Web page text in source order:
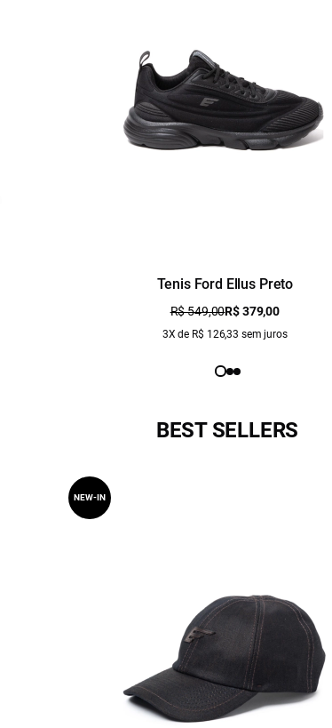
Tenis Ford Ellus Preto
R$ 549,00R$ 379,00
3X de R$ 126,33 sem juros
BEST SELLERS
NEW-IN